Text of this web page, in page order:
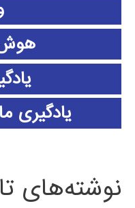
یادگیری
نوشته‌های